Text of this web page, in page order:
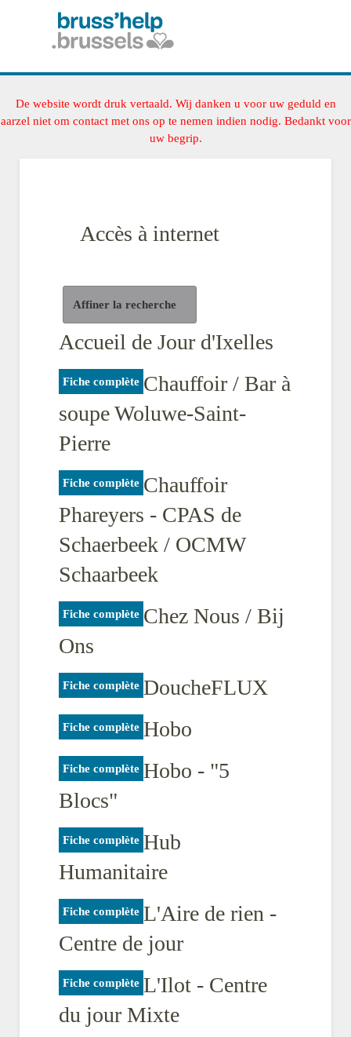
De website wordt druk vertaald. Wij danken u voor uw geduld en
aarzel niet om contact met ons op te nemen indien nodig. Bedankt voor
uw begrip.
Accès à internet
Affiner la recherche
Accueil de Jour d'Ixelles
Fiche complète Chauffoir / Bar à
soupe Woluwe-Saint-
Pierre
Fiche complète Chauffoir
Phareyers - CPAS de
Schaerbeek / OCMW
Schaarbeek
Fiche complète Chez Nous / Bij
Ons
Fiche complète DoucheFLUX
Fiche complète Hobo
Fiche complète Hobo - "5
Blocs"
Fiche complète Hub
Humanitaire
Fiche complète L'Aire de rien -
Centre de jour
Fiche complète L'Ilot - Centre
du jour Mixte